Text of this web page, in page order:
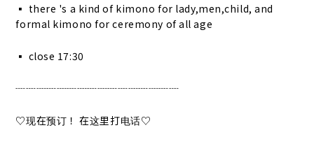
▪︎ there 's a kind of kimono for lady,men,child, and
formal kimono for ceremony of all age
▪︎ close 17:30
┈┈┈┈┈┈┈┈┈┈┈┈┈┈┈┈
♡现在预订！ 在这里打电话♡